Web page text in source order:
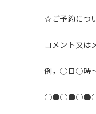
☆ご予約につ
コメント又は
例，◯日◯時